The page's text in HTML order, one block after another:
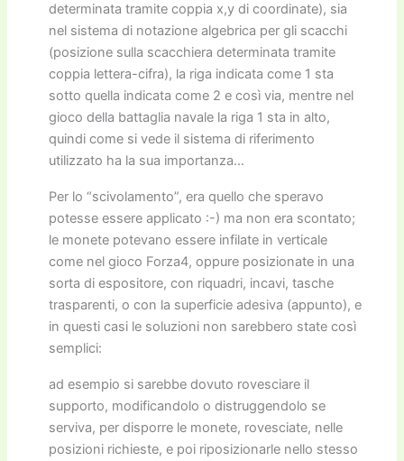
determinata tramite coppia x,y di coordinate), sia
nel sistema di notazione algebrica per gli scacchi
(posizione sulla scacchiera determinata tramite
coppia lettera-cifra), la riga indicata come 1 sta
sotto quella indicata come 2 e così via, mentre nel
gioco della battaglia navale la riga 1 sta in alto,
quindi come si vede il sistema di riferimento
utilizzato ha la sua importanza…
Per lo “scivolamento”, era quello che speravo
potesse essere applicato :-) ma non era scontato;
le monete potevano essere infilate in verticale
come nel gioco Forza4, oppure posizionate in una
sorta di espositore, con riquadri, incavi, tasche
trasparenti, o con la superficie adesiva (appunto), e
in questi casi le soluzioni non sarebbero state così
semplici:
ad esempio si sarebbe dovuto rovesciare il
supporto, modificandolo o distruggendolo se
serviva, per disporre le monete, rovesciate, nelle
posizioni richieste, e poi riposizionarle nello stesso